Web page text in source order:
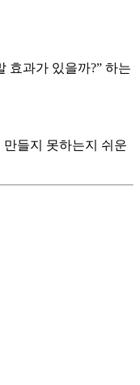
효과가 있을까?” 하는
들지 못하는지 쉬운